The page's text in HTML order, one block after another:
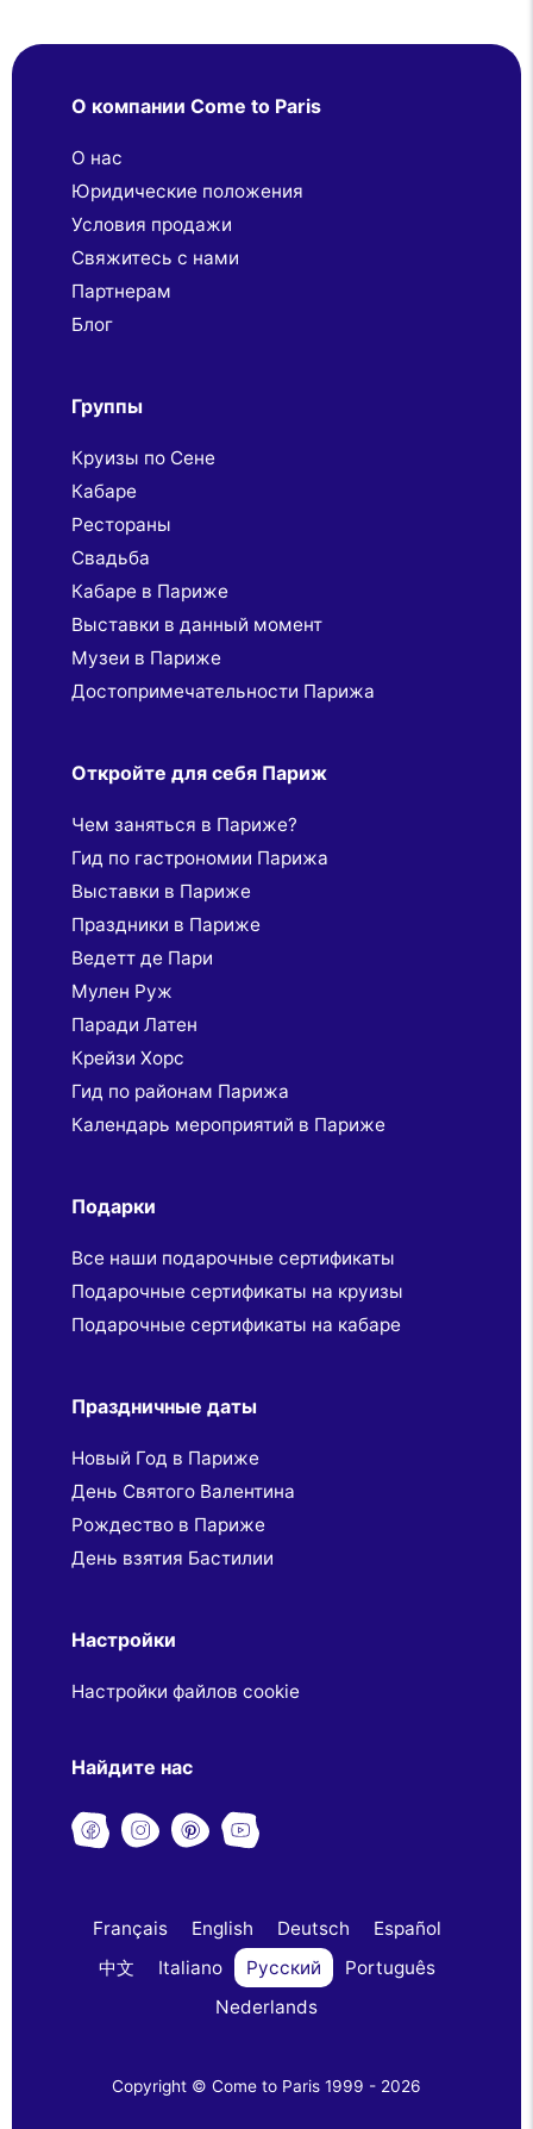
О компании Come to Paris
О нас
Юридические положения
Условия продажи
Свяжитесь с нами
Партнерaм
Блог
Группы
Круизы по Сене
Кабаре
Рестораны
Свадьба
Кабаре в Париже
Выставки в данный момент
Музеи в Париже
Достопримечательности Парижа
Откройте для себя Париж
Чем заняться в Париже?
Гид по гастрономии Парижа
Выставки в Париже
Праздники в Париже
Ведетт де Пари
Мулен Руж
Паради Латен
Крейзи Хорс
Гид по районам Парижа
Календарь мероприятий в Париже
Подарки
Все наши подарочные сертификаты
Подарочные сертификаты на круизы
Подарочные сертификаты на кабаре
Праздничные даты
Новый Год в Париже
День Святого Валентина
Рождество в Париже
День взятия Бастилии
Настройки
Настройки файлов cookie
Найдите нас
Français English Deutsch
Español
中文
Italiano Русский
Português
Nederlands
Copyright © Come to Paris 1999 - 2026